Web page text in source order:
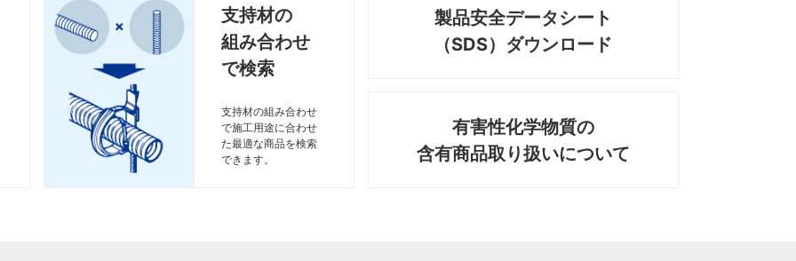
支持材の
組み合わせ
で検索
支持材の組み合わせ
で施工用途に合わせ
た最適な商品を検索
できます。
製品安全データシート
（SDS）ダウンロード
有害性化学物質の
含有商品取り扱いについて